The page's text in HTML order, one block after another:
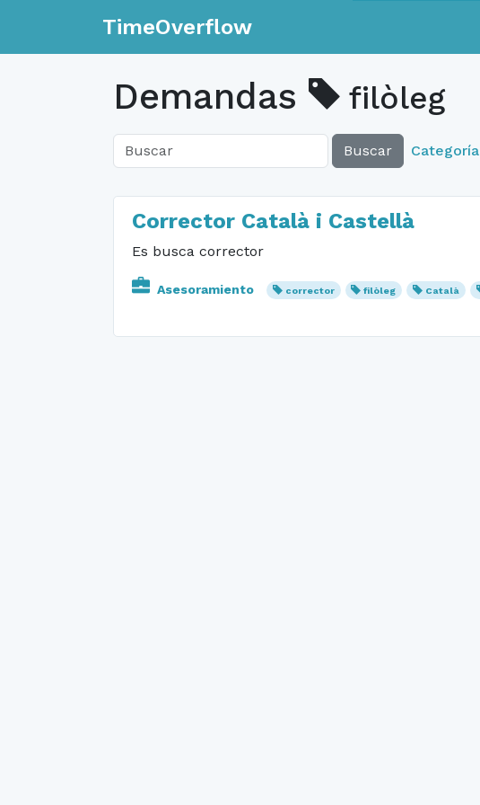
TimeOverflow
Demandas filòleg
Buscar Categoría
Corrector Català i Castellà
Es busca corrector
Asesoramiento corrector filòleg Català